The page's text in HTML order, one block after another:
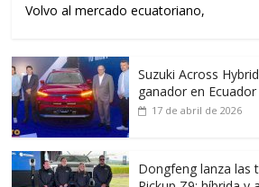
Volvo al mercado ecuatoriano,
Suzuki Across
ganador en Ecuador
17 de abril de 2026
Dongfeng lanza las